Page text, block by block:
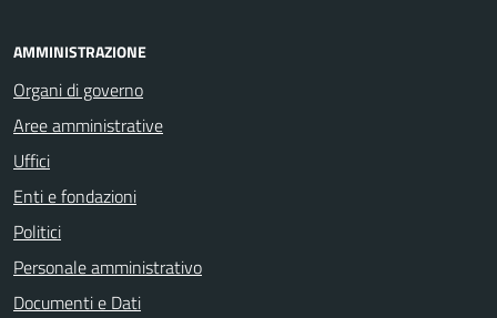
AMMINISTRAZIONE
Organi di governo
Aree amministrative
Uffici
Enti e fondazioni
Politici
Personale amministrativo
Documenti e Dati